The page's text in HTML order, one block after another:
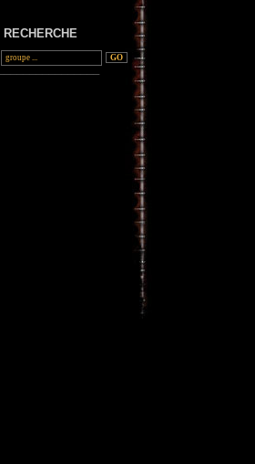
RECHERCHE
________________